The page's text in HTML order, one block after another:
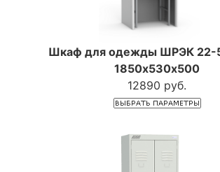
Шкаф для одежды ШРЭК 22-
1850х530х500
12890 руб.